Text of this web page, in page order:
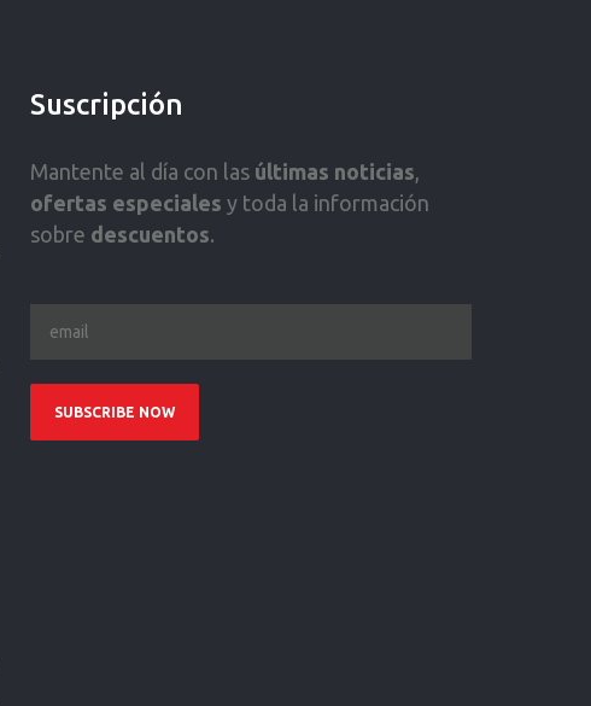
Suscripción
Mantente al día con las últimas noticias,
ofertas especiales y toda la información
sobre descuentos.